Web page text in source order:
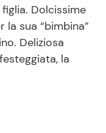
Dolcissime
sua “bimbina”
Deliziosa
la